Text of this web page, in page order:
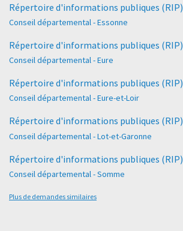
Répertoire d'informations publiques (RIP)
Conseil départemental - Essonne
Répertoire d'informations publiques (RIP)
Conseil départemental - Eure
Répertoire d'informations publiques (RIP)
Conseil départemental - Eure-et-Loir
Répertoire d'informations publiques (RIP)
Conseil départemental - Lot-et-Garonne
Répertoire d'informations publiques (RIP)
Conseil départemental - Somme
Plus de demandes similaires